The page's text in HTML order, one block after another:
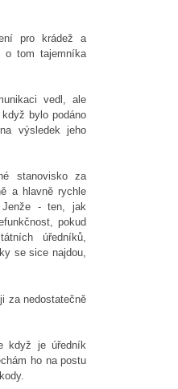
pro krádež a
o tom tajemníka
vedl, ale
bylo podáno
výsledek jeho
stanovisko za
a hlavně rychle
Jenže - ten, jak
pokud
úředníků,
se sice najdou,
za nedostatečně
když je úředník
ho na postu